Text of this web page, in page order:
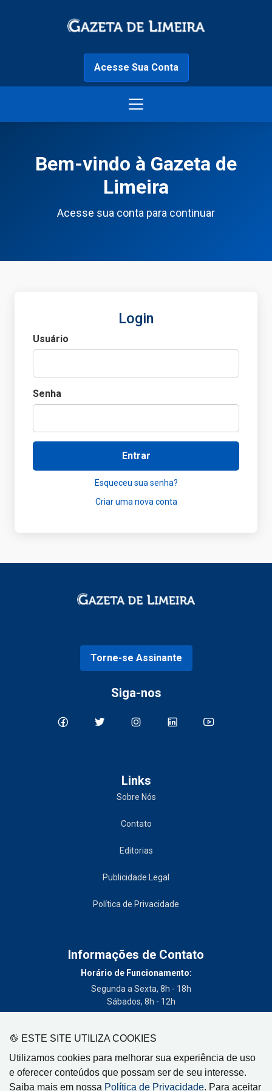
ESTE SITE UTILIZA COOKIES
Utilizamos cookies para melhorar sua experiência de uso
e oferecer conteúdos que possam ser de seu interesse.
Saiba mais em nossa Política de Privacidade. Para aceitar
Acesse Sua Conta
Bem-vindo à Gazeta de
Limeira
Acesse sua conta para continuar
Login
Usuário
Senha
Entrar
Esqueceu sua senha?
Criar uma nova conta
Torne-se Assinante
Siga-nos
Links
Sobre Nós
Contato
Editorias
Publicidade Legal
Política de Privacidade
Informações de Contato
Horário de Funcionamento:
Segunda a Sexta, 8h - 18h
Sábados, 8h - 12h
(19) 3404-3700
Circulação:
Limeira - SP, Artur Nogueira - SP, Cordeirópolis - SP,
Engenheiro Coelho - SP, Iracemápolis - SP